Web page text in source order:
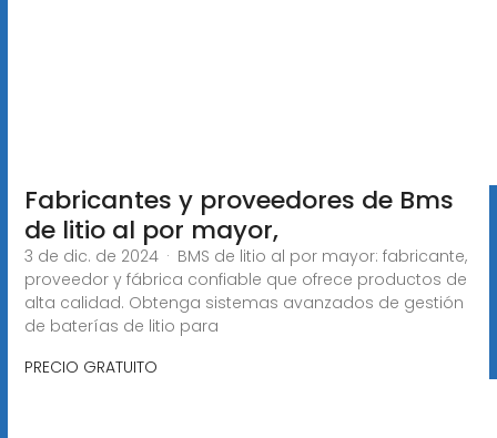
Fabricantes y proveedores de Bms
de litio al por mayor,
3 de dic. de 2024 · BMS de litio al por mayor: fabricante,
proveedor y fábrica confiable que ofrece productos de
alta calidad. Obtenga sistemas avanzados de gestión
de baterías de litio para
PRECIO GRATUITO